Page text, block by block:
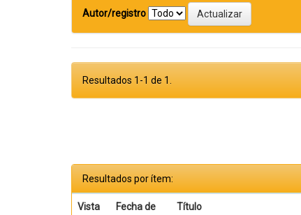
Autor/registro
Resultados 1-1 de 1.
Resultados por ítem:
Vista Fecha de Título